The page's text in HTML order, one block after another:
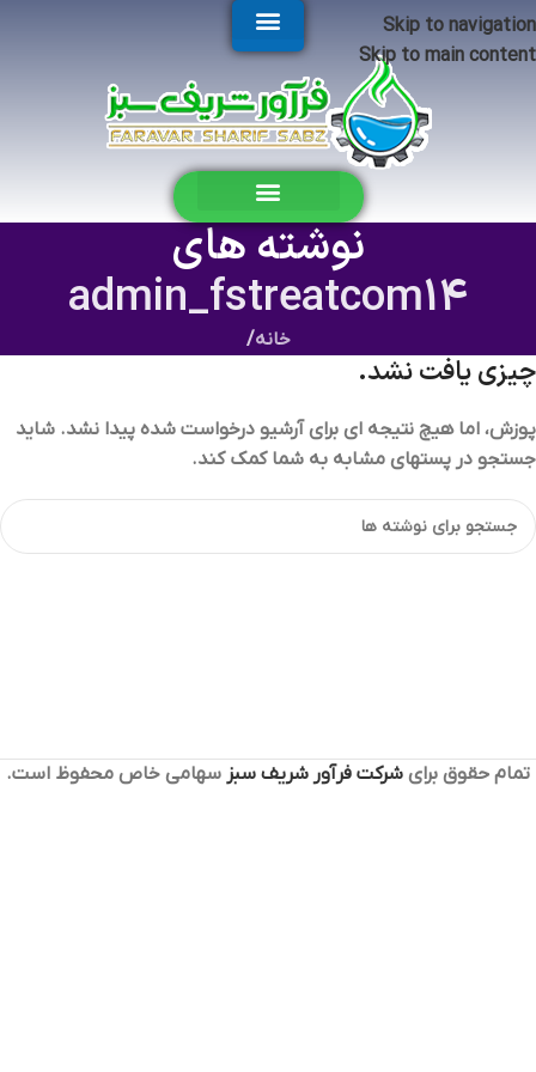
Skip to navigation
Skip to main content
نوشته های
admin_fstreatcom14
خانه/
چیزی یافت نشد.
پوزش، اما هیچ نتیجه ای برای آرشیو درخواست شده پیدا نشد. شاید
جستجو در پستهای مشابه به شما کمک کند.
تمام حقوق برای شرکت فرآور شریف سبز سهامی خاص محفوظ است.